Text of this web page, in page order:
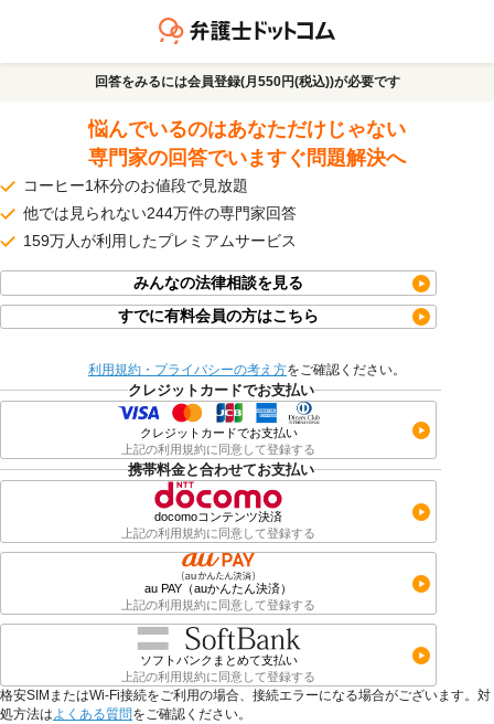
回答をみるには会員登録(月550円(税込))が必要です
悩んでいるのはあなただけじゃない
専門家の回答でいますぐ問題解決へ
コーヒー1杯分のお値段で見放題
他では見られない244万件の専門家回答
159万人が利用したプレミアムサービス
みんなの法律相談を見る
すでに有料会員の方はこちら
利用規約・プライバシーの考え方をご確認ください。
クレジットカードでお支払い
クレジットカードでお支払い
上記の利用規約に同意して登録する
携帯料金と合わせてお支払い
docomoコンテンツ決済
上記の利用規約に同意して登録する
au PAY（auかんたん決済）
上記の利用規約に同意して登録する
ソフトバンクまとめて支払い
上記の利用規約に同意して登録する
格安SIMまたはWi-Fi接続をご利用の場合、接続エラーになる場合がございます。対
処方法はよくある質問をご確認ください。